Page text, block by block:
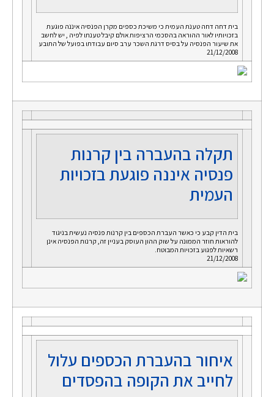
בית דחה דחה טענת העמית כי משיכת כספים מקרן הפנסיה איננה פוגעת
בזכויותיו לאור ההוראה בהסכמי הרציפות אולם קיבל טענתו לפיה , יש לחשב
את שיעור הפנסיה על בסיס דרגת השכר ערב סיום עבודתו בפועל של התובע
21/12/2008
תקלה בהעברה בין קרנות
פנסיה איננה פוגעת בזכויות
העמית
בית הדין קבע כי כאשר העברת הכספים בין קרנות פנסיה נעשית בניגוד
להוראות חוזר הממונה על שוק ההון העוסק בעניין זה, קרנות הפנסיה אינן
רשאיות לפגוע בזכויות המבוטח.
21/12/2008
איחור בהעברת הכספים עלול
לחייב את הקופה בהפסדים